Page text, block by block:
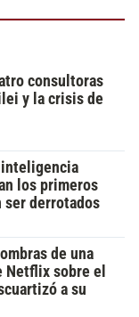
consultoras
y la crisis de
inteligencia
los primeros
ser derrotados
de una
Netflix sobre el
a su